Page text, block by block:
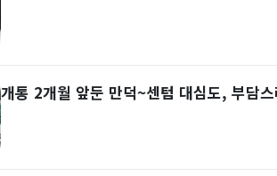
개통 2개월 앞둔 만덕~센텀 대심도, 부담